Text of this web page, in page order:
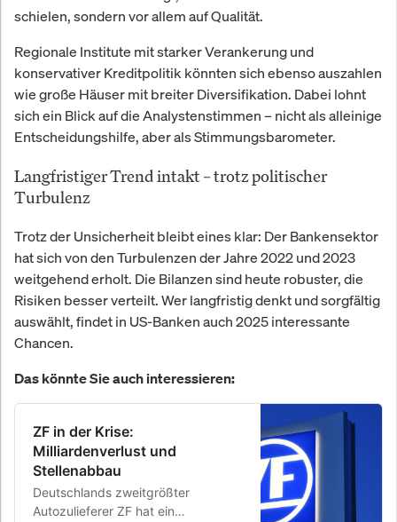
schielen, sondern vor allem auf Qualität.
Regionale Institute mit starker Verankerung und
konservativer Kreditpolitik könnten sich ebenso auszahlen
wie große Häuser mit breiter Diversifikation. Dabei lohnt
sich ein Blick auf die Analystenstimmen – nicht als alleinige
Entscheidungshilfe, aber als Stimmungsbarometer.
Langfristiger Trend intakt – trotz politischer
Turbulenz
Trotz der Unsicherheit bleibt eines klar: Der Bankensektor
hat sich von den Turbulenzen der Jahre 2022 und 2023
weitgehend erholt. Die Bilanzen sind heute robuster, die
Risiken besser verteilt. Wer langfristig denkt und sorgfältig
auswählt, findet in US-Banken auch 2025 interessante
Chancen.
Das könnte Sie auch interessieren:
ZF in der Krise:
Milliardenverlust und
Stellenabbau
Deutschlands zweitgrößter
Autozulieferer ZF hat ein